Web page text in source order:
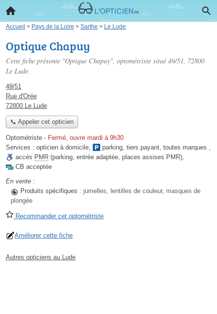
Accueil > Pays de la Loire > Sarthe > Le Lude
Optique Chapuy
Cette fiche présente "Optique Chapuy", optométriste situé 49/51, 72800
Le Lude.
49/51
Rue d'Orée
72800 Le Lude
📞 Appeler cet opticien
Optométriste - Fermé, ouvre mardi à 9h30
Services : opticien à domicile, parking, tiers payant, toutes marques ,
accès PMR (parking, entrée adaptée, places assises PMR),
CB acceptée
En vente :
Produits spécifiques : jumelles, lentilles de couleur, masques de
plongée
Recommander cet optométriste
Améliorer cette fiche
Autres opticiens au Lude